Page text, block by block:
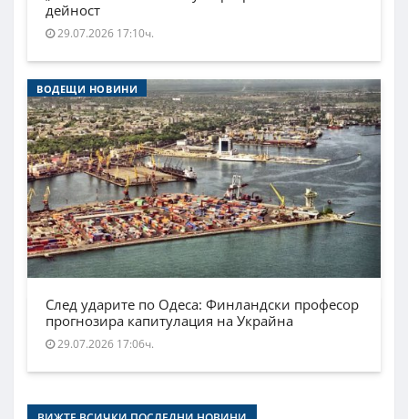
дейност
29.07.2026 17:10ч.
ВОДЕЩИ НОВИНИ
След ударите по Одеса: Финландски професор
прогнозира капитулация на Украйна
29.07.2026 17:06ч.